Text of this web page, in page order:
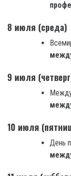
8 июля (среда)
9 июля
10 июля
День